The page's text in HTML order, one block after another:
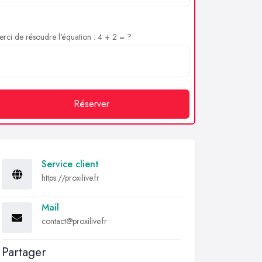
de résoudre l'équation : 4 + 2 = ?
Réserver
Service client
https://proxilive.fr
Mail
contact@proxilive.fr
Partager